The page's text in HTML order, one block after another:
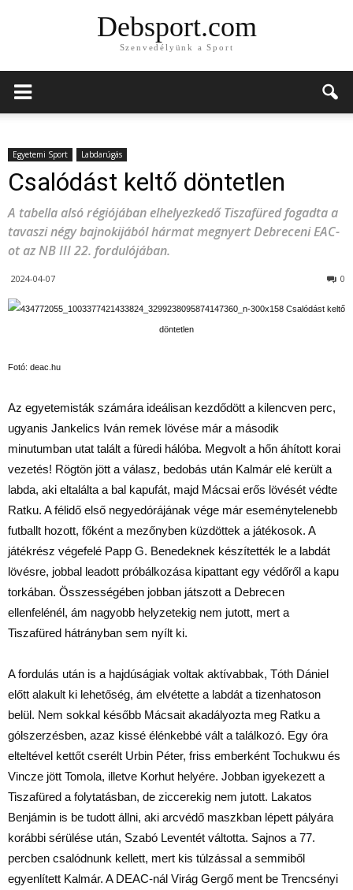
Debsport.com
Szenvedélyünk a Sport
Egyetemi Sport Labdarúgás
Csalódást keltő döntetlen
A tabella alsó régiójában elhelyezkedő Tiszafüred fogadta a
tavaszi négy bajnokijából hármat megnyert Debreceni EAC-
ot az NB III 22. fordulójában.
2024-04-07 0
Fotó: deac.hu
Az egyetemisták számára ideálisan kezdődött a kilencven perc,
ugyanis Jankelics Iván remek lövése már a második
minutumban utat talált a füredi hálóba. Megvolt a hőn áhított korai
vezetés! Rögtön jött a válasz, bedobás után Kalmár elé került a
labda, aki eltalálta a bal kapufát, majd Mácsai erős lövését védte
Ratku. A félidő első negyedórájának vége már eseménytelenebb
futballt hozott, főként a mezőnyben küzdöttek a játékosok. A
játékrész végefelé Papp G. Benedeknek készítették le a labdát
lövésre, jobbal leadott próbálkozása kipattant egy védőről a kapu
torkában. Összességében jobban játszott a Debrecen
ellenfelénél, ám nagyobb helyzetekig nem jutott, mert a
Tiszafüred hátrányban sem nyílt ki.
A fordulás után is a hajdúságiak voltak aktívabbak, Tóth Dániel
előtt alakult ki lehetőség, ám elvétette a labdát a tizenhatoson
belül. Nem sokkal később Mácsait akadályozta meg Ratku a
gólszerzésben, azaz kissé élénkebbé vált a találkozó. Egy óra
elteltével kettőt cserélt Urbin Péter, friss emberként Tochukwu és
Vincze jött Tomola, illetve Korhut helyére. Jobban igyekezett a
Tiszafüred a folytatásban, de ziccerekig nem jutott. Lakatos
Benjámin is be tudott állni, aki arcvédő maszkban lépett pályára
korábbi sérülése után, Szabó Leventét váltotta. Sajnos a 77.
percben csalódnunk kellett, mert kis túlzással a semmiből
egyenlített Kalmár. A DEAC-nál Virág Gergő ment be Trencsényi